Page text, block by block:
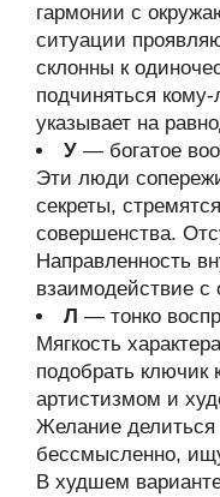
гармонии с
ситуации
склонны к
подчиняться
указывает на
У — богатое
Эти люди
секреты,
совершенства.
Направленность
взаимодействие
Л — тонко
Мягкость
подобрать
артистизмом и
Желание
бессмысленно,
В худшем